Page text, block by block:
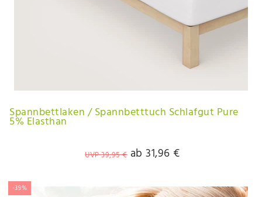
Spannbettlaken / Spannbetttuch Schlafgut Pure
5% Elasthan
UVP 39,95 € ab 31,96 €
-39%